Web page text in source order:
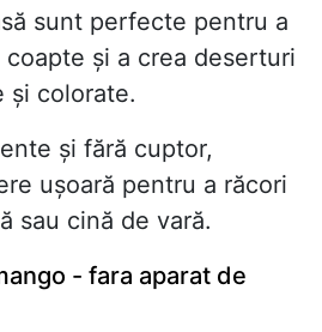
sunt perfecte pentru a
și a crea deserturi
și colorate.
și fără cuptor,
ușoară pentru a răcori
sau cină de vară.
- fara aparat de